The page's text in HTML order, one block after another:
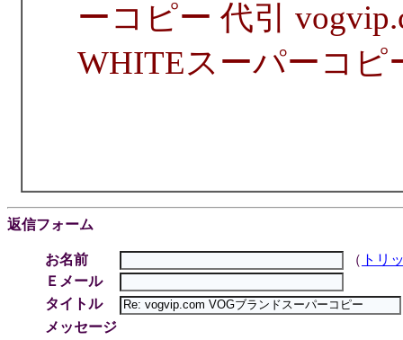
ーコピー 代引
WHITEスーパーコピ
返信フォーム
お名前 （ トリ
Ｅメール
タイトル
メッセージ